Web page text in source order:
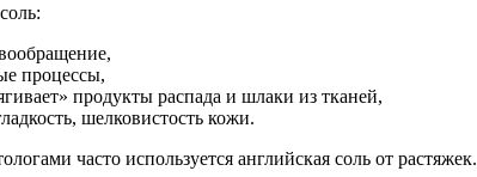
процессы,
продукты распада и шлаки из тканей,
шелковистость кожи.
часто используется английская соль от растяжек.